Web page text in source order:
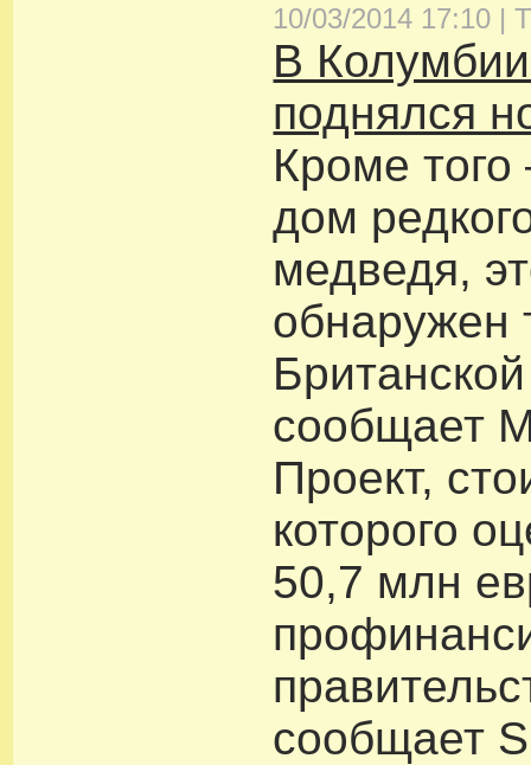
10/03/2014 17:10 |
В
поднялся
Кроме того
дом
медведя,
обнаружен
сообщает
Проект,
которого
50,7 млн
сообщает